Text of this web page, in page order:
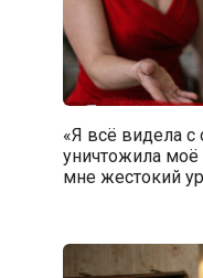
«Я всё видела с
уничтожила моё
мне жестокий